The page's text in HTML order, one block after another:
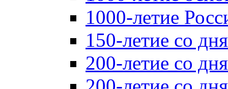
1000-летие
150-летие со
200-летие со